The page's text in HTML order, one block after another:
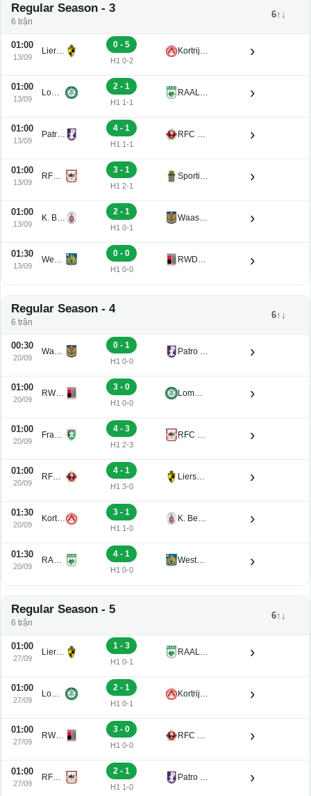
Regular Season - 3
6 trận
6↑↓
01:00
13/09
Lierse K. U21
0 - 5
H1 0-2
Kortrijk U21 ›
01:00
13/09
Lommel U21
2 - 1
H1 1-1
RAAL La Louviere U21 ›
01:00
13/09
Patro Eisden U21
4 - 1
H1 1-1
RFC Seraing Reserve U21 ›
01:00
13/09
RFC de Liege U21
3 - 1
H1 2-1
Sporting Charleroi II ›
01:00
13/09
K. Beerschot V.A. Reserve U21
2 - 1
H1 0-1
Waasland-Beveren U21 ›
01:30
13/09
Westerlo U21
0 - 0
H1 0-0
RWDM U21 ›
Regular Season - 4
6 trận
6↑↓
00:30
20/09
Waasland-Beveren U21
0 - 1
H1 0-0
Patro Eisden U21 ›
01:00
20/09
RWDM U21
3 - 0
H1 0-0
Lommel U21 ›
01:00
20/09
Francs Borains U21
4 - 3
H1 2-3
RFC de Liege U21 ›
01:00
20/09
RFC Seraing Reserve U21
4 - 1
H1 3-0
Lierse K. U21 ›
01:30
20/09
Kortrijk U21
3 - 1
H1 1-0
K. Beerschot V.A. Reserve U21 ›
01:30
20/09
RAAL La Louviere U21
4 - 1
H1 0-0
Westerlo U21 ›
Regular Season - 5
6 trận
6↑↓
01:00
27/09
Lierse K. U21
1 - 3
H1 0-1
RAAL La Louviere U21 ›
01:00
27/09
Lommel U21
2 - 1
H1 0-1
Kortrijk U21 ›
01:00
27/09
RWDM U21
3 - 0
H1 0-0
RFC Seraing Reserve U21 ›
01:00
27/09
RFC de Liege U21
2 - 1
H1 1-0
Patro Eisden U21 ›